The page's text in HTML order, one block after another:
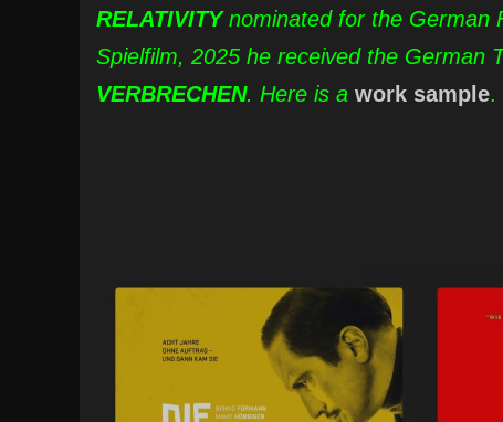
RELATIVITYnominated for the German
Spielfilm, 2025 he received the German
VERBRECHEN. Here is a work sample.